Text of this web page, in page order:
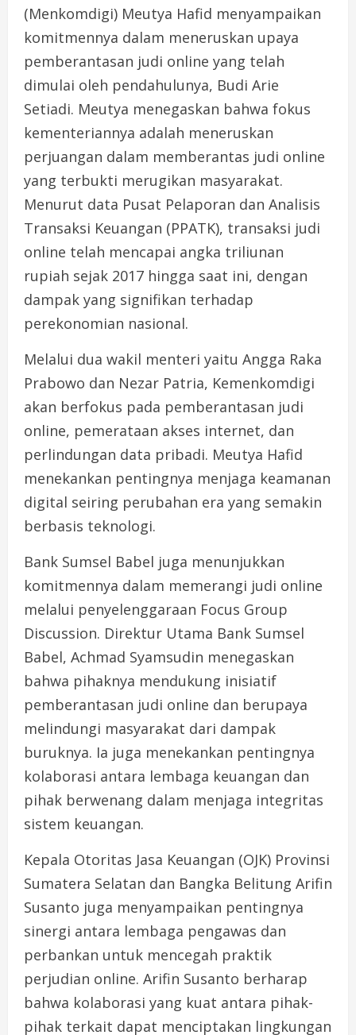
(Menkomdigi) Meutya Hafid menyampaikan
komitmennya dalam meneruskan upaya
pemberantasan judi online yang telah
dimulai oleh pendahulunya, Budi Arie
Setiadi. Meutya menegaskan bahwa fokus
kementeriannya adalah meneruskan
perjuangan dalam memberantas judi online
yang terbukti merugikan masyarakat.
Menurut data Pusat Pelaporan dan Analisis
Transaksi Keuangan (PPATK), transaksi judi
online telah mencapai angka triliunan
rupiah sejak 2017 hingga saat ini, dengan
dampak yang signifikan terhadap
perekonomian nasional.
Melalui dua wakil menteri yaitu Angga Raka
Prabowo dan Nezar Patria, Kemenkomdigi
akan berfokus pada pemberantasan judi
online, pemerataan akses internet, dan
perlindungan data pribadi. Meutya Hafid
menekankan pentingnya menjaga keamanan
digital seiring perubahan era yang semakin
berbasis teknologi.
Bank Sumsel Babel juga menunjukkan
komitmennya dalam memerangi judi online
melalui penyelenggaraan Focus Group
Discussion. Direktur Utama Bank Sumsel
Babel, Achmad Syamsudin menegaskan
bahwa pihaknya mendukung inisiatif
pemberantasan judi online dan berupaya
melindungi masyarakat dari dampak
buruknya. Ia juga menekankan pentingnya
kolaborasi antara lembaga keuangan dan
pihak berwenang dalam menjaga integritas
sistem keuangan.
Kepala Otoritas Jasa Keuangan (OJK) Provinsi
Sumatera Selatan dan Bangka Belitung Arifin
Susanto juga menyampaikan pentingnya
sinergi antara lembaga pengawas dan
perbankan untuk mencegah praktik
perjudian online. Arifin Susanto berharap
bahwa kolaborasi yang kuat antara pihak-
pihak terkait dapat menciptakan lingkungan